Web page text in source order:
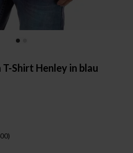
Shirt Henley in blau